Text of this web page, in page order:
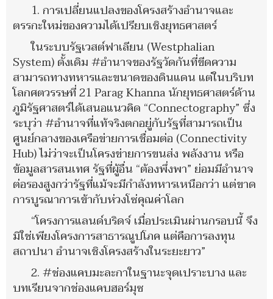
1. การเปลี่ยนแปลงของโครงสร้างอำนาจและ
ตรรกะใหม่ของความได้เปรียบเชิงยุทธศาสตร์
ในระบบรัฐเวสต์ฟาเลียน (Westphalian
System) ดั้งเดิม #อำนาจของรัฐวัดกันที่ขีดความ
สามารถทางทหารและขนาดของดินแดน แต่ในบริบท
โลกศตวรรษที่ 21 Parag Khanna นักยุทธศาสตร์ด้าน
ภูมิรัฐศาสตร์ได้เสนอแนวคิด “Connectography” ซึ่ง
ระบุว่า #อำนาจที่แท้จริงตกอยู่กับรัฐที่สามารถเป็น
ศูนย์กลางของเครือข่ายการเชื่อมต่อ (Connectivity
Hub) ไม่ว่าจะเป็นโครงข่ายการขนส่ง พลังงาน หรือ
ข้อมูลสารสนเทศ รัฐที่ผู้อื่น “ต้องพึ่งพา” ย่อมมีอำนาจ
ต่อรองสูงกว่ารัฐที่แม้จะมีกำลังทหารเหนือกว่า แต่ขาด
การบูรณาการเข้ากับห่วงโซ่คุณค่าโลก
“โครงการแลนด์บริดจ์ เมื่อประเมินผ่านกรอบนี้ จึง
มิใช่เพียงโครงการสาธารณูปโภค แต่คือการลงทุน
สถาปนา อำนาจเชิงโครงสร้างในระยะยาว”
2. #ช่องแคบมะละกาในฐานะจุดเปราะบาง และ
บทเรียนจากช่องแคบฮอร์มุซ